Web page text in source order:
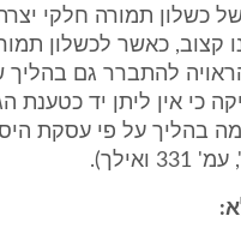
כשלון תמורה חלקי
קצוב, כאשר לכשלון
להתברר גם בהליך
כי אין ליתן יד כטענת
בהליך על פי עסקת